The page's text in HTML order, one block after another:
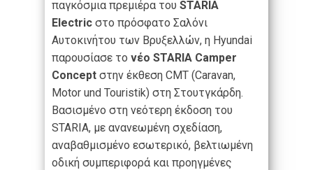
παγκόσμια πρεμιέρα του STARIA
Electric στο πρόσφατο Σαλόνι
Αυτοκινήτου των Βρυξελλών, η Hyundai
παρουσίασε το νέο STARIA Camper
Concept στην έκθεση CMT (Caravan,
Motor und Touristik) στη Στουτγκάρδη.
Βασισμένο στη νεότερη έκδοση του
STARIA, με ανανεωμένη σχεδίαση,
αναβαθμισμένο εσωτερικό, βελτιωμένη
οδική συμπεριφορά και προηγμένες